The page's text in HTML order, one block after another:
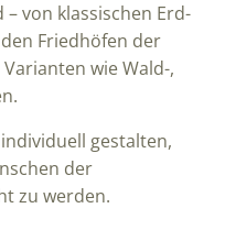
von klassischen Erd-
Friedhöfen der
wie Wald-,
gestalten,
der
zu werden.